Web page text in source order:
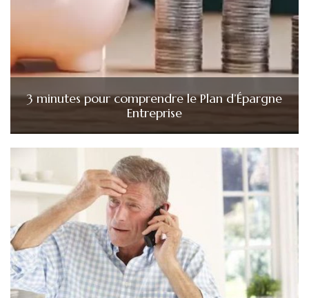
3 minutes pour comprendre le Plan d’Épargne
Entreprise